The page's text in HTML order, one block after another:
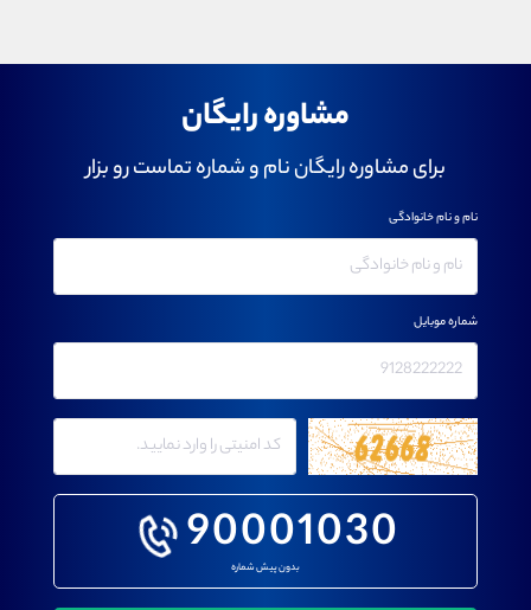
مشاوره رایگان
برای مشاوره رایگان نام و شماره تماست رو بزار
90001030
بدون پیش شماره
نام و نام خانوادگی
شماره موبایل